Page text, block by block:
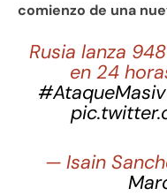
comienzo de una
Rusia lanza
en 24
— Isain